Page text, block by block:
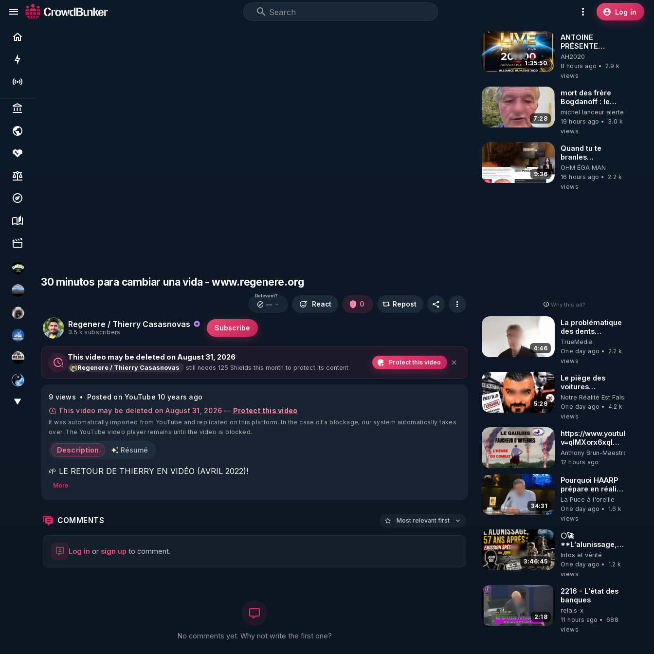
Log in
Live
Politics & institutions
Society, justice & freedoms
Economy, environment & technology
Science, history & spirituality
Culture, media & entertainment
DMSO pour TOUS
michel lanceur alerte
Priscane
PAROLE LIBRE
HYM.MEDIA
Chercheur de vérité
▼
30 minutos para cambiar una vida - www.regenere.org
Regenere / Thierry Casasnovas
3.5 k subscribers
Subscribe
Relevant?
— React 0 Repost
This video may be deleted on August 31, 2026
Regenere / Thierry Casasnovas still needs 125 Shields this month to protect its content
Protect this video
9 views
Posted on YouTube 10 years ago
This video may be deleted on August 31, 2026 — Protect this video
It was automatically imported from YouTube and replicated on this platform. In the case of a blockage, our system automatically takes
over. The YouTube video player remains until the video is blocked.
Description Résumé
🌱 LE RETOUR DE THIERRY EN VIDÉO (AVRIL 2022)!
🌱 LE MAGAZINE RÉGÉNÈRE
http://rgnr.li/ymag
More
COMMENTS Most relevant first
Log in or sign up to comment.
No comments yet. Why not write the first one?
1:35:50
ANTOINE
PRÉSENTE
AH2020 LE LIVE
20H ***DU
06/08/2026***
AH2020
8 hours ago
2.9 k
views
7:28
mort des frère
Bogdanoff : le
mensonge d état
michel lanceur alerte
19 hours ago
3.0 k
views
9:36
Quand tu te
branles
bonhomme tu
émets des ondes
ils ont juste omis
OHM ÉGA MAN
16 hours ago
2.2 k
views
Why this ad?
4:46
La problématique
des dents
dévitalisées et
des implants
TrueMedia
One day ago
2.2 k
views
5:29
Le piège des
voitures
électriques se
referme sur les
usagers !
Notre Réalité Est Falsifiée Et
One day ago
4.2 k
views
https://
v=qlMXorx6xqI
Soutien à tous les
gardiens du
Anthony Brun-Maestroni
12 hours ago
34:31
Pourquoi HAARP
prépare en réalité
un CHAOS
climatique, on
répond
La Puce à l'oreille
One day ago
1.6 k
views
3:46:45
🌕🚀
**L'alunissage,
57 ans après :
Émission spéciale
avec John Doe
Infos et vérité
One day ago
1.2 k
views
2:18
2216 - L'état des
banques
relais-x
11 hours ago
688
views